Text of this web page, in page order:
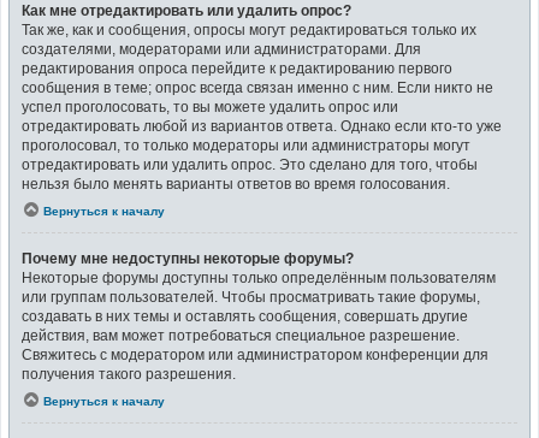
Как мне отредактировать или удалить опрос?
Так же, как и сообщения, опросы могут редактироваться только их
создателями, модераторами или администраторами. Для
редактирования опроса перейдите к редактированию первого
сообщения в теме; опрос всегда связан именно с ним. Если никто не
успел проголосовать, то вы можете удалить опрос или
отредактировать любой из вариантов ответа. Однако если кто-то уже
проголосовал, то только модераторы или администраторы могут
отредактировать или удалить опрос. Это сделано для того, чтобы
нельзя было менять варианты ответов во время голосования.
Вернуться к началу
Почему мне недоступны некоторые форумы?
Некоторые форумы доступны только определённым пользователям
или группам пользователей. Чтобы просматривать такие форумы,
создавать в них темы и оставлять сообщения, совершать другие
действия, вам может потребоваться специальное разрешение.
Свяжитесь с модератором или администратором конференции для
получения такого разрешения.
Вернуться к началу